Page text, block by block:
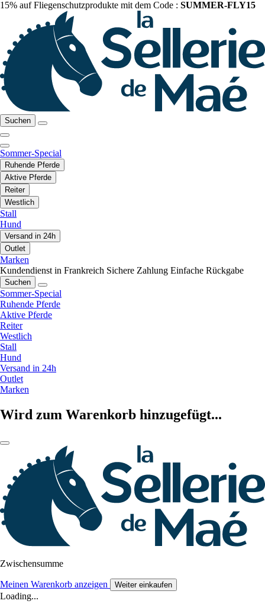
15% auf Fliegenschutzprodukte mit dem Code : SUMMER-FLY15
Suchen
Sommer-Special
Ruhende Pferde
Aktive Pferde
Reiter
Westlich
Stall
Hund
Versand in 24h
Outlet
Marken
Kundendienst in Frankreich Sichere Zahlung Einfache Rückgabe
Suchen
Sommer-Special
Ruhende Pferde
Aktive Pferde
Reiter
Westlich
Stall
Hund
Versand in 24h
Outlet
Marken
Wird zum Warenkorb hinzugefügt...
Zwischensumme
Meinen Warenkorb anzeigen Weiter einkaufen
Loading...